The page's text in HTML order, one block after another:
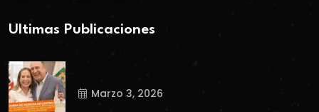
Ultimas Publicaciones
Marzo 3, 2026